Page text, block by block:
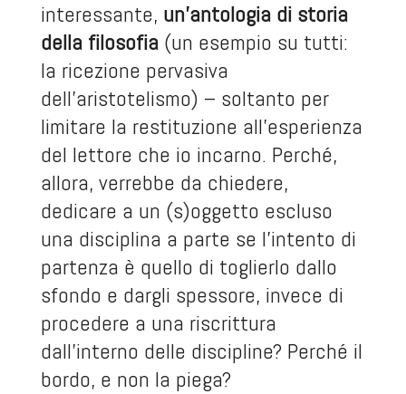
interessante, un’antologia di storia
della filosofia(un esempio su tutti:
la ricezione pervasiva
dell’aristotelismo) – soltanto per
limitare la restituzione all’esperienza
del lettore che io incarno. Perché,
allora, verrebbe da chiedere,
dedicare a un (s)oggetto escluso
una disciplina a parte se l’intento di
partenza è quello di toglierlo dallo
sfondo e dargli spessore, invece di
procedere a una riscrittura
dall’interno delle discipline? Perché il
bordo, e non la piega?